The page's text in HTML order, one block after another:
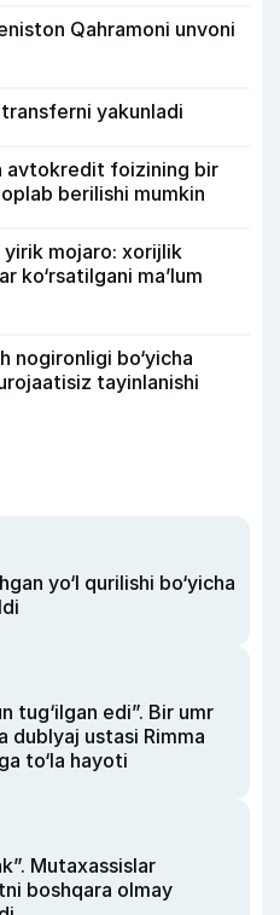
Qahramoni unvoni
yakunladi
avtokredit foizining bir
berilishi mumkin
mojaro: xorijlik
ko‘rsatilgani ma’lum
nogironligi bo‘yicha
tayinlanishi
yo‘l qurilishi bo‘yicha
tug‘ilgan edi”. Bir umr
dublyaj ustasi Rimma
to‘la hayoti
Mutaxassislar
boshqara olmay